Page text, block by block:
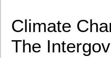
Climate
The